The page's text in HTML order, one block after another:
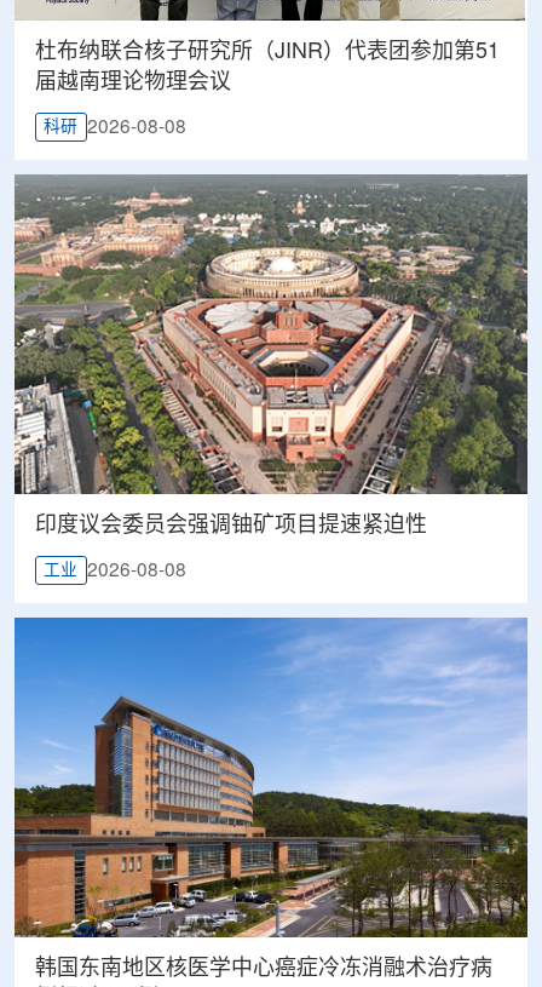
杜布纳联合核子研究所（JINR）代表团参加第51
届越南理论物理会议
科研 2026-08-08
印度议会委员会强调铀矿项目提速紧迫性
工业 2026-08-08
韩国东南地区核医学中心癌症冷冻消融术治疗病